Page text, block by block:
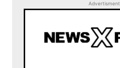
Advertisment